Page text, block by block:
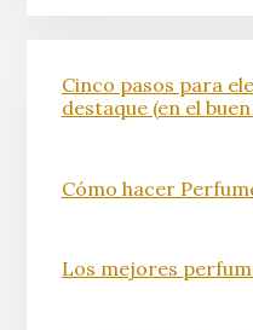
Cinco pasos para
destaque (en el
Cómo hacer
Los mejores